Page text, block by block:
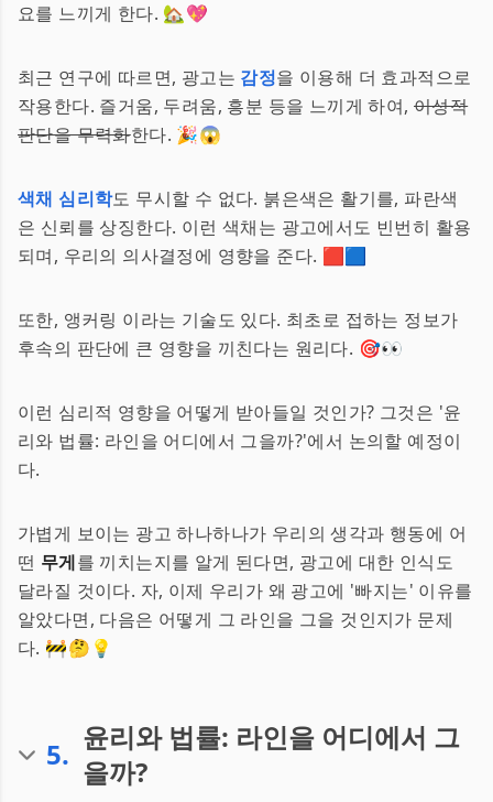
요를 느끼게 한다. 🏡💖
최근 연구에 따르면, 광고는 감정을 이용해 더 효과적으로
작용한다. 즐거움, 두려움, 흥분 등을 느끼게 하여, 이성적
판단을 무력화한다. 🎉😱
색채 심리학도 무시할 수 없다. 붉은색은 활기를, 파란색
은 신뢰를 상징한다. 이런 색채는 광고에서도 빈번히 활용
되며, 우리의 의사결정에 영향을 준다. 🟥🟦
또한, 앵커링 이라는 기술도 있다. 최초로 접하는 정보가
후속의 판단에 큰 영향을 끼친다는 원리다. 🎯👀
이런 심리적 영향을 어떻게 받아들일 것인가? 그것은 '윤
리와 법률: 라인을 어디에서 그을까?'에서 논의할 예정이
다.
가볍게 보이는 광고 하나하나가 우리의 생각과 행동에 어
떤 무게를 끼치는지를 알게 된다면, 광고에 대한 인식도
달라질 것이다. 자, 이제 우리가 왜 광고에 '빠지는' 이유를
알았다면, 다음은 어떻게 그 라인을 그을 것인지가 문제
다. 🚧🤔💡
5. 윤리와 법률: 라인을 어디에서 그
을까?